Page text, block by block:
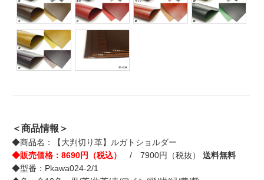
＜商品情報＞
◆商品名：【大判切り革】ルガトショルダー
◆販売価格：8690円（税込）
/ 7900円（税抜） 送料無料
◆型番：Pkawa024-2/1